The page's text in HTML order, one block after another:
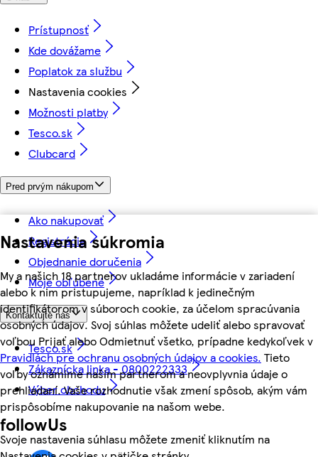
Nastavenia súkromia
My a našich 18 partnerov ukladáme informácie v zariadení
alebo k nim pristupujeme, napríklad k jedinečným
identifikátorom v súboroch cookie, za účelom spracúvania
osobných údajov. Svoj súhlas môžete udeliť alebo spravovať
voľbou Prijať alebo Odmietnuť všetko, prípadne kedykoľvek v
Pravidlách pre ochranu osobných údajov a cookies. Tieto
voľby oznámime našim partnerom a neovplyvnia údaje o
prehliadaní. Vaše rozhodnutie však zmení spôsob, akým vám
prispôsobíme nakupovanie na našom webe.
Svoje nastavenia súhlasu môžete zmeniť kliknutím na
Prístupnosť
Kde dovážame
Poplatok za službu
Nastavenia cookies
Možnosti platby
Tesco.sk
Clubcard
Pred prvým nákupom
Ako nakupovať
Registrácia
Objednanie doručenia
Moje obľúbené
Kontaktujte nás
Tesco.sk
Zákaznícka linka - 0800222333
Výber obchodu
followUs